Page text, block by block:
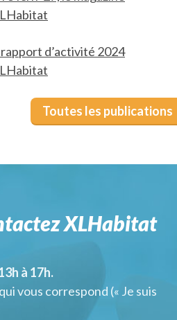
rapport d’activité 2024
Toutes les publications
XLHabitat
à 17h.
vous correspond (« Je suis